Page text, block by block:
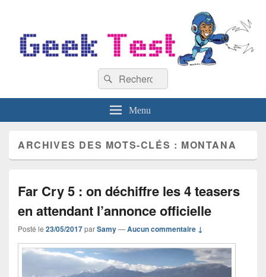
Recherche :
Rechercher
Menu
ARCHIVES DES MOTS-CLÉS : MONTANA
Far Cry 5 : on déchiffre les 4 teasers
en attendant l’annonce officielle
Posté le 23/05/2017parSamy—Aucun commentaire ↓